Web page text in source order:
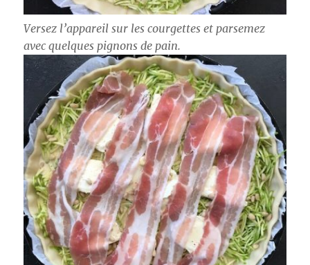
Versez l’appareil sur les courgettes et parsemez
avec quelques pignons de pain.